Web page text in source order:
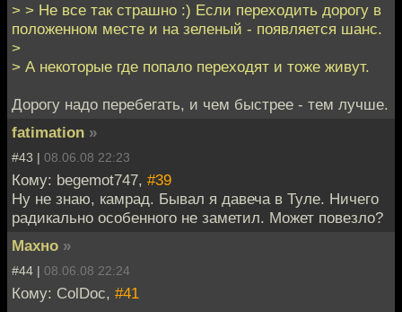
> > Не все так страшно :) Если переходить дорогу в
положенном месте и на зеленый - появляется шанс.
>
> А некоторые где попало переходят и тоже живут.
Дорогу надо перебегать, и чем быстрее - тем лучше.
fatimation »
#43 | 08.06.08 22:23
Кому: begemot747, #39
Ну не знаю, камрад. Бывал я давеча в Туле. Ничего
радикально особенного не заметил. Может повезло?
Махно »
#44 | 08.06.08 22:24
Кому: ColDoc, #41